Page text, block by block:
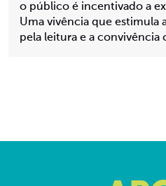
o público é incentivado a
Uma vivência que estimula
pela leitura e a convivência